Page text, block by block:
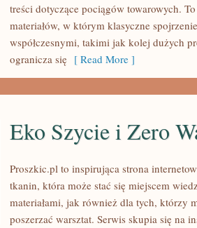
INFRASTRUKTURA
treści dotyczące pociągów towarowych.
materiałów, w którym klasyczne
współczesnymi, takimi jak kolej dużych
ogranicza się [ Read More ]
Eko Szycie i Zero
Proszkic.pl to inspirująca strona
tkanin, która może stać się miejscem
materiałami, jak również dla tych, którzy
poszerzać warsztat. Serwis skupia się na